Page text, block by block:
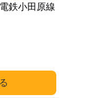
鉄小田原線